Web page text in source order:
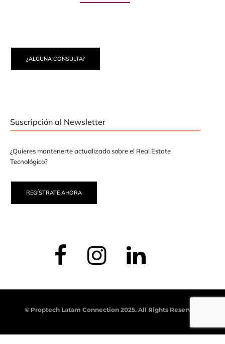
¿ALGUNA CONSULTA?
Suscripción al Newsletter
¿Quieres mantenerte actualizado sobre el Real Estate
Tecnológico?
REGÍSTRATE AHORA
© Proptech Latam Connection 2025. All Rights Reserved.